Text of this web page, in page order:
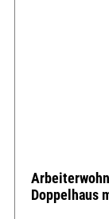
Doppelhaus